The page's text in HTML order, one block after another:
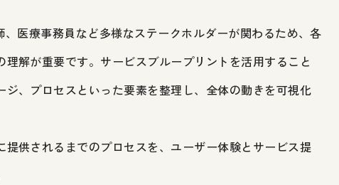
医療事務員など多様なステークホルダーが関わるため、各
解が重要です。サービスブループリントを活用すること
、プロセスといった要素を整理し、全体の動きを可視化
供されるまでのプロセスを、ユーザー体験とサービス提